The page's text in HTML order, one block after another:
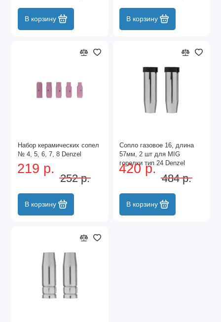
В корзину В корзину
Набор керамических сопел
№ 4, 5, 6, 7, 8 Denzel
219 р.
252 р.
В корзину
Сопло газовое 16, длина
57мм, 2 шт для MIG
горелки тип 24 Denzel
420 р.
484 р.
В корзину